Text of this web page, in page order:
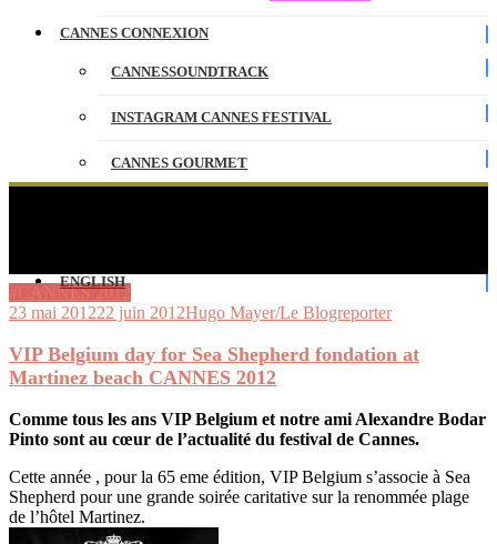
CANNES CONNEXION
CANNESSOUNDTRACK
INSTAGRAM CANNES FESTIVAL
CANNES GOURMET
ENGLISH
#CANNES 2012
23 mai 201222 juin 2012Hugo Mayer/Le Blogreporter
VIP Belgium day for Sea Shepherd fondation at
Martinez beach CANNES 2012
Comme tous les ans VIP Belgium et notre ami Alexandre Bodar
Pinto sont au cœur de l’actualité du festival de Cannes.
Cette année , pour la 65 eme édition, VIP Belgium s’associe à Sea
Shepherd pour une grande soirée caritative sur la renommée plage
de l’hôtel Martinez.